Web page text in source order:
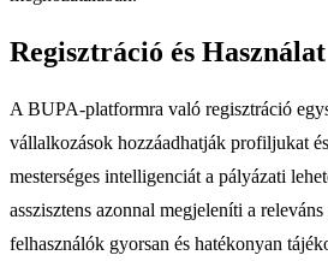
Regisztráció és Használat
A BUPA-platformra való regisztráció
vállalkozások hozzáadhatják profiljukat
mesterséges intelligenciát a pályázati
asszisztens azonnal megjeleníti a
felhasználók gyorsan és hatékonyan